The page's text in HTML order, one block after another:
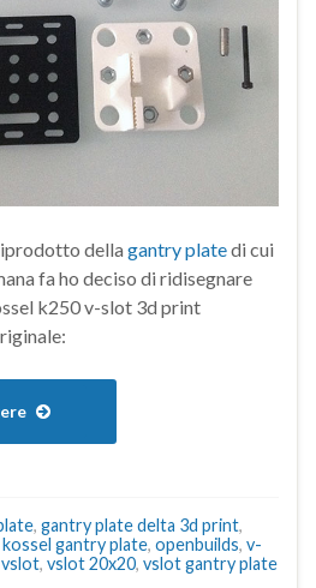
della gantry platedi cui
fa ho deciso di ridisegnare
k250 v-slot 3d print
, gantry plate delta 3d print,
kossel gantry plate, openbuilds, v-
vslot, vslot 20x20, vslot gantry plate